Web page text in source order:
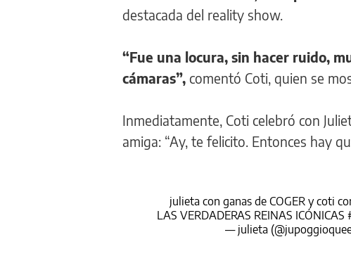
destacada del reality show.
“Fue una locura, sin hacer ruido,
cámaras”, comentó Coti, quien se
Inmediatamente, Coti celebró con
amiga: “Ay, te felicito. Entonces hay
julieta con ganas de COGER y coti
LAS VERDADERAS REINAS ICÓNICAS
— julieta